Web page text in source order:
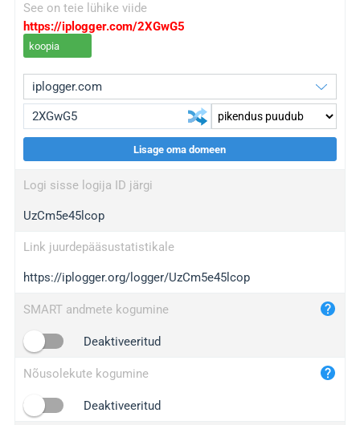
See on teie lühike viide
https://iplogger.com/2XGwG5
koopia
wl.gl
ed.tc
bc.ax
iplogger.com
maper.info
2no.co
yip.su
iplogger.info
Lisage oma domeen
Logi sisse logija ID järgi
UzCm5e45lcop
Link juurdepääsustatistikale
https://iplogger.org/logger/UzCm5e45lcop
SMART andmete kogumine
Deaktiveeritud
Nõusolekute kogumine
Deaktiveeritud